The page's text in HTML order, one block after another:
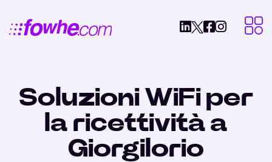
Soluzioni WiFi per
la ricettività a
Giorgilorio